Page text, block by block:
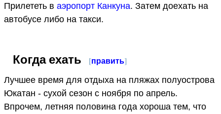
Прилететь в аэропорт Канкуна. Затем доехать на
автобусе либо на такси.
Когда ехать [править]
Лучшее время для отдыха на пляжах полуострова
Юкатан - сухой сезон с ноября по апрель.
Впрочем, летняя половина года хороша тем, что